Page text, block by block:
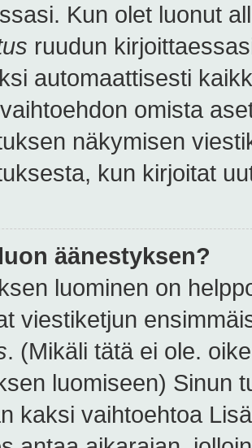
Kun olet luonut
ruudun
automaattisesti
omista
näkymisen
kun kirjoitat
äänestyksen?
luominen on
viestiketjun
. (Mikäli tätä ei ole.
luomiseen) Sinun
kaksi vaihtoehtoa